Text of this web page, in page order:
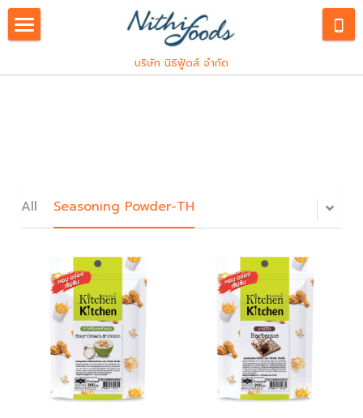
บริษัท นิธิฟู้ดส์ จำกัด
Custom R&D
Franchise
Meat Processing
Innovations
Let's Plant Meat
Pocket Chef
East Kitchen
Hiring
PDPA
PDPA Staffs
Search
All Seasoning Powder-TH